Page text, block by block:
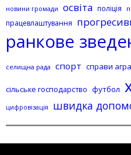
новини громади освіта поліція
працевлаштування
ранкове
селищна рада спорт справи
сільське господарство футбол
цифровізація швидка